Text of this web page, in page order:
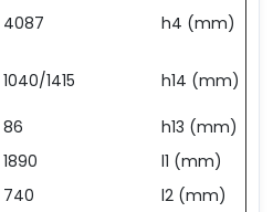
4087 h4 (mm)
1040/1415 h14 (mm)
86
h13 (mm)
1890
l1 (mm)
740
l2 (mm)